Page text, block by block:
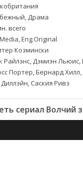
Драма
всего
Eng.Original
Козмински
Райлэнс, Дэмиэн Льюис,
Портер, Бернард
Саския Ривз
сериал Волчий